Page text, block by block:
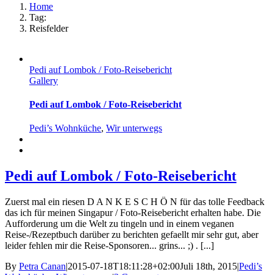
Home
Tag:
Reisfelder
Pedi auf Lombok / Foto-Reisebericht
Gallery
Pedi auf Lombok / Foto-Reisebericht
Pedi’s Wohnküche, Wir unterwegs
Pedi auf Lombok / Foto-Reisebericht
Zuerst mal ein riesen D A N K E S C H Ö N für das tolle Feedback
das ich für meinen Singapur / Foto-Reisebericht erhalten habe. Die
Aufforderung um die Welt zu tingeln und in einem veganen
Reise-/Rezeptbuch darüber zu berichten gefaellt mir sehr gut, aber
leider fehlen mir die Reise-Sponsoren... grins... ;) . [...]
By Petra Canan|2015-07-18T18:11:28+02:00Juli 18th, 2015|Pedi’s